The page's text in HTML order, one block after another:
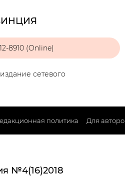
8910 (Online)
сетевого
политика Для
№4(16)2018